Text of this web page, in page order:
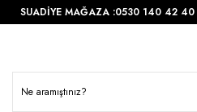
SUADİYE MAĞAZA :0530 140 42